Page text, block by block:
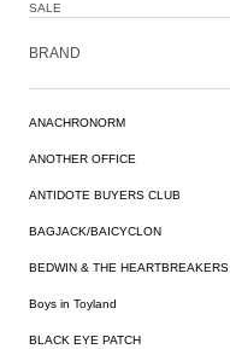
SALE
BRAND
ANACHRONORM
ANOTHER OFFICE
ANTIDOTE BUYERS CLUB
BAGJACK/BAICYCLON
BEDWIN & THE HEARTBREAKERS
Boys in Toyland
BLACK EYE PATCH